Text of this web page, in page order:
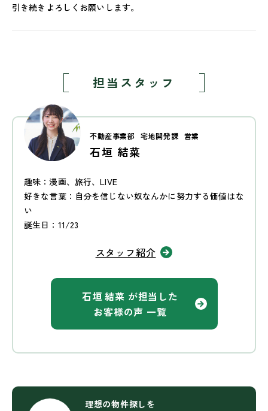
引き続きよろしくお願いします。
担当スタッフ
不動産事業部 宅地開発課 営業
石垣 結菜
趣味：漫画、旅行、LIVE
好きな言葉：自分を信じない奴なんかに努力する価値はな
い
誕生日：11/23
スタッフ紹介
石垣 結菜 が担当した
お客様の声 一覧
理想の物件探しを